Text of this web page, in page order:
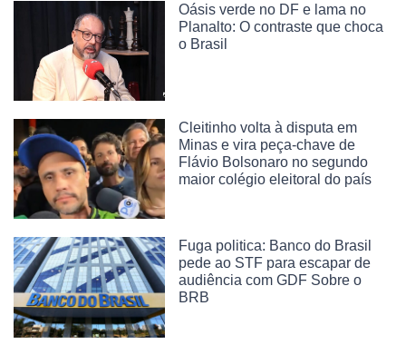
Oásis verde no DF e lama no
Planalto: O contraste que choca
o Brasil
Cleitinho volta à disputa em
Minas e vira peça-chave de
Flávio Bolsonaro no segundo
maior colégio eleitoral do país
Fuga politica: Banco do Brasil
pede ao STF para escapar de
audiência com GDF Sobre o
BRB